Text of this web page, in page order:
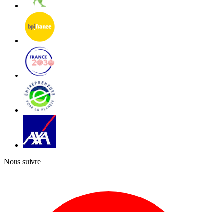
Nous suivre